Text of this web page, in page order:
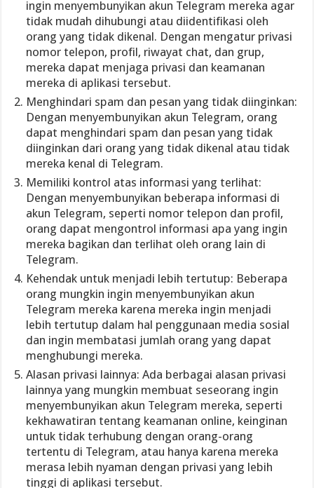
ingin menyembunyikan akun Telegram mereka agar
tidak mudah dihubungi atau diidentifikasi oleh
orang yang tidak dikenal. Dengan mengatur privasi
nomor telepon, profil, riwayat chat, dan grup,
mereka dapat menjaga privasi dan keamanan
mereka di aplikasi tersebut.
Menghindari spam dan pesan yang tidak diinginkan:
Dengan menyembunyikan akun Telegram, orang
dapat menghindari spam dan pesan yang tidak
diinginkan dari orang yang tidak dikenal atau tidak
mereka kenal di Telegram.
Memiliki kontrol atas informasi yang terlihat:
Dengan menyembunyikan beberapa informasi di
akun Telegram, seperti nomor telepon dan profil,
orang dapat mengontrol informasi apa yang ingin
mereka bagikan dan terlihat oleh orang lain di
Telegram.
Kehendak untuk menjadi lebih tertutup: Beberapa
orang mungkin ingin menyembunyikan akun
Telegram mereka karena mereka ingin menjadi
lebih tertutup dalam hal penggunaan media sosial
dan ingin membatasi jumlah orang yang dapat
menghubungi mereka.
Alasan privasi lainnya: Ada berbagai alasan privasi
lainnya yang mungkin membuat seseorang ingin
menyembunyikan akun Telegram mereka, seperti
kekhawatiran tentang keamanan online, keinginan
untuk tidak terhubung dengan orang-orang
tertentu di Telegram, atau hanya karena mereka
merasa lebih nyaman dengan privasi yang lebih
tinggi di aplikasi tersebut.